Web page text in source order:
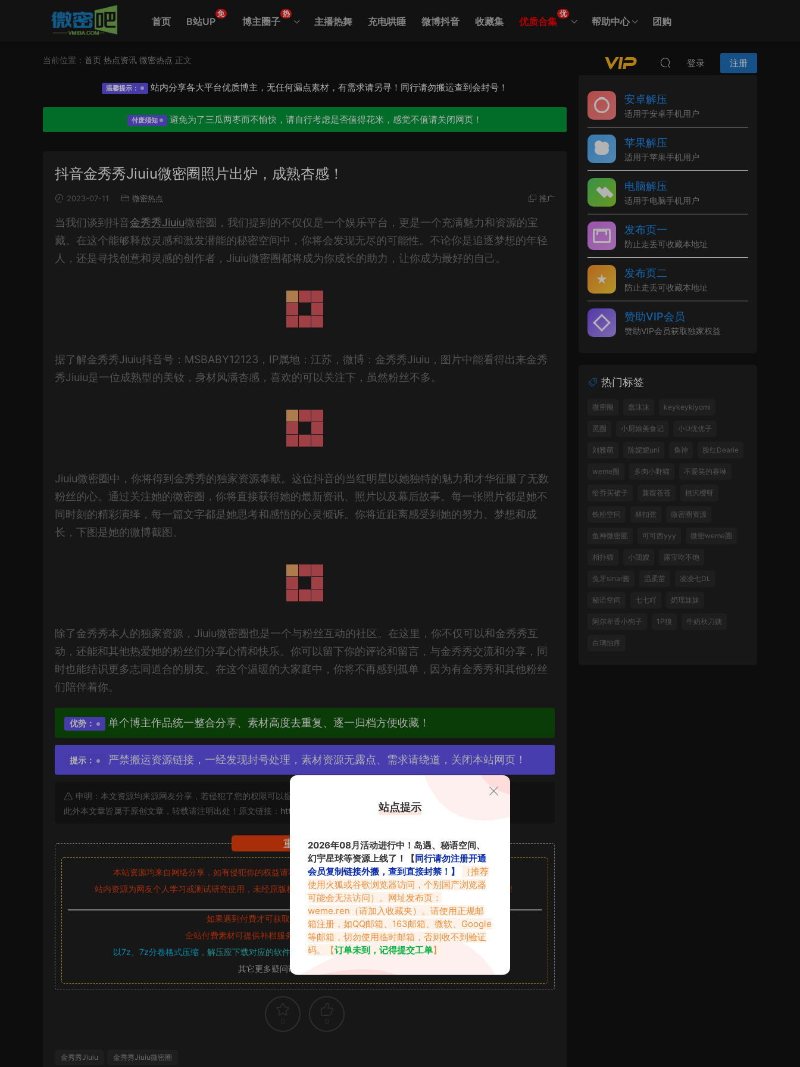
首页 B站UP
免
博主圈子
热
主播热舞 充电哄睡 微博抖音 收藏集 优质合集
优
帮助中心 团购
登录 注册
当前位置： 首页 热点资讯 微密热点 正文
温馨提示： 站内分享各大平台优质博主，无任何漏点素材，有需求请另寻！同行请勿搬运查到会封号！
付废须知 避免为了三瓜两枣而不愉快，请自行考虑是否值得花米，感觉不值请关闭网页！
抖音金秀秀Jiuiu微密圈照片出炉，成熟杏感！
2023-07-11 微密热点 推广
当我们谈到抖音金秀秀Jiuiu微密圈，我们提到的不仅仅是一个娱乐平台，更是一个充满魅力和资源的宝
藏。在这个能够释放灵感和激发潜能的秘密空间中，你将会发现无尽的可能性。不论你是追逐梦想的年轻
人，还是寻找创意和灵感的创作者，Jiuiu微密圈都将成为你成长的助力，让你成为最好的自己。
据了解金秀秀Jiuiu抖音号：MSBABY12123，IP属地：江苏，微博：金秀秀Jiuiu，图片中能看得出来金秀
秀Jiuiu是一位成熟型的美钕，身材风满杏感，喜欢的可以关注下，虽然粉丝不多。
Jiuiu微密圈中，你将得到金秀秀的独家资源奉献。这位抖音的当红明星以她独特的魅力和才华征服了无数
粉丝的心。通过关注她的微密圈，你将直接获得她的最新资讯、照片以及幕后故事。每一张照片都是她不
同时刻的精彩演绎，每一篇文字都是她思考和感悟的心灵倾诉。你将近距离感受到她的努力、梦想和成
长，下图是她的微博截图。
除了金秀秀本人的独家资源，Jiuiu微密圈也是一个与粉丝互动的社区。在这里，你不仅可以和金秀秀互
动，还能和其他热爱她的粉丝们分享心情和快乐。你可以留下你的评论和留言，与金秀秀交流和分享，同
时也能结识更多志同道合的朋友。在这个温暖的大家庭中，你将不再感到孤单，因为有金秀秀和其他粉丝
们陪伴着你。
优势： 单个博主作品统一整合分享、素材高度去重复、逐一归档方便收藏！
提示： 严禁搬运资源链接，一经发现封号处理，素材资源无露点、需求请绕道，关闭本站网页！
申明：本文资源均来源网友分享，若侵犯了您的权限可以提交工单处理。
此外本文章皆属于原创文章，转载请注明出处！原文链接： https://www.vmiba.com/2022.html
重要声明
本站资源均来自网络分享，如有侵犯你的权益请私信留言收到留言后，我们会第一时间进行审核后删除。
站内资源为网友个人学习或测试研究使用，未经原版权作者许可,禁止用于任何商业途径！请在下载24小时内删除！
如果遇到付费才可获取的素材，建议升级对应的VIP。
全站付费素材可提供补档服务
均有备份”，
素材以主流网盘分享。
以7z、7z分卷格式压缩， 解压应下载对应的软件操作，电脑：7-zip；安卓：zarchiver；苹果：解压专家
其它更多疑问请查看站内帮助中心！
金秀秀Jiuiu 金秀秀Jiuiu微密圈
安卓解压
适用于安卓手机用户
苹果解压
适用于苹果手机用户
电脑解压
适用于电脑手机用户
发布页一
防止走丢可收藏本地址
发布页二
防止走丢可收藏本地址
赞助VIP会员
赞助VIP会员获取独家权益
热门标签
微密圈 蠢沫沫 keykeykiyomi
觅圈 小厨娘美食记 小U优优子
刘雅萌 陈妮妮uni 鱼神 脸红Dearie
weme圈 多肉小野猫 不爱笑的赛琳
给乔买裙子 蒹葭苍苍 桃沢樱呀
铁粉空间 林扣弦 微密圈资源
鱼神微密圈 可可西yyy 微密weme圈
相扑猫 小团嫂 露宝吃不饱
兔牙sinar酱 温柔苗 凌凌七DL
秘语空间 七七吖 奶瑶妹妹
阿尔卑香小狗子 1P狼 牛奶秋刀姨
白璃怕疼
站点提示
2026年08月活动进行中！岛遇、秘语空间、
幻宇星球等资源上线了！【同行请勿注册开通
会员复制链接外搬，查到直接封禁！】
（推荐
使用火狐或谷歌浏览器访问，个别国产浏览器
可能会无法访问）。网址发布页：
weme.ren （请加入收藏夹）。请使用正规邮
箱注册，如QQ邮箱、163邮箱、微软、Google
等邮箱，切勿使用临时邮箱，否则收不到验证
码。【订单未到，记得提交工单】